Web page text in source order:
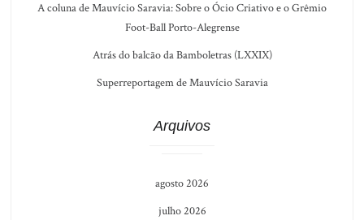
A coluna de Mauvício Saravia: Sobre o Ócio Criativo e o Grêmio
Foot-Ball Porto-Alegrense
Atrás do balcão da Bamboletras (LXXIX)
Superreportagem de Mauvício Saravia
Arquivos
agosto 2026
julho 2026